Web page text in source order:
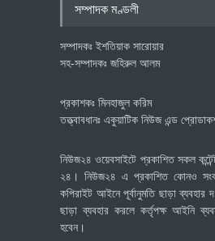
সম্পাদক মণ্ডলী
সম্পাদকঃ ইশতিয়াক সারোয়ার
সহ-সম্পাদকঃ জহিরুল আলম
প্রকাশকঃ মিনহাজুল করিম
তত্ত্বাবধানঃ একুয়াটিক নিউজ এন্ড
নিউজ২৪ ওয়েবসাইটে প্রকাশিত সকল
২৪। নিউজ২৪ এ প্রকাশিত কোনও
কপিরাইট আইনে পূর্বানুমতি ছাড়া
ছাড়া ব্যবহার করলে কর্তৃপক্ষ আইনি
হবেন।